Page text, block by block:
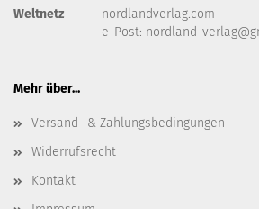
Weltnetz
nordlandverlag.com
e-Post: nordland-
Mehr über...
Versand- & Zahlungsbedingungen
Widerrufsrecht
Kontakt